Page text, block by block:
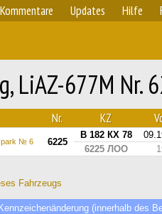
Kommentare Updates Hilfe
LiAZ-677M Nr.
Nr. KZ
park № 6 6225
В 182 КХ 78
6225 ЛОО
Fahrzeugs
(innerhalb des